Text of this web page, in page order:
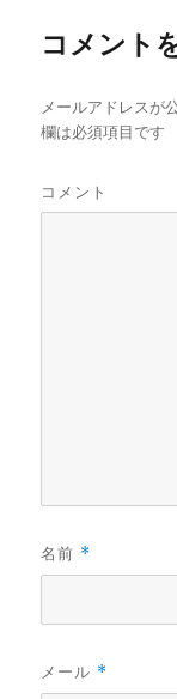
コメント
メールアドレスが
欄は必須項目です
コメント
名前 *
メール *